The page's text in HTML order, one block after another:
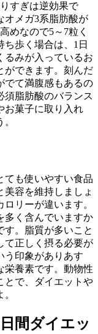
すぎは逆効果で
オメガ3系脂肪酸が
めなので5～7粒く
歩く場合は、1日
るみが入っているお
ができます。刻んだ
でて満腹感もあるの
須脂肪酸のバランス
お菓子に取り入れ
ても使いやすい食品
容を維持しましょ
リーが違います。
多く含んでいますか
す。脂質が多いこと
て正しく摂る必要が
う印象がありあす
栄養素です。動物性
とで、ダイエットや
間ダイエッ